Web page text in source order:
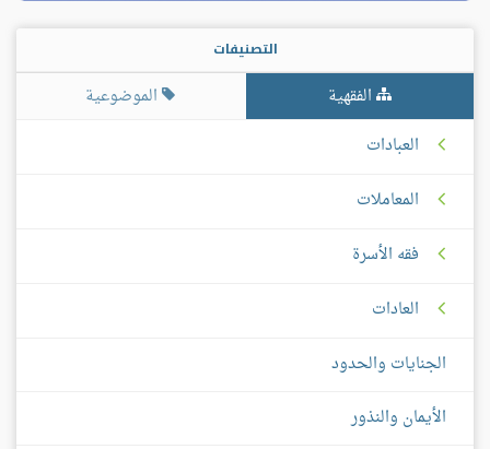
التصنيفات
الفقهية
الموضوعية
العبادات
المعاملات
فقه الأسرة
العادات
الجنايات والحدود
الأيمان والنذور